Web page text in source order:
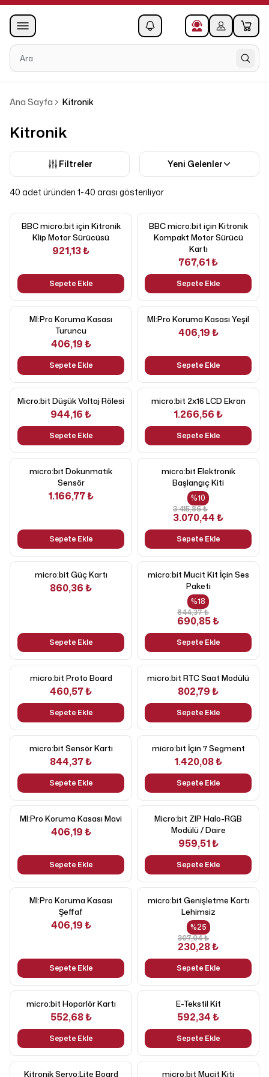
0
Ana Sayfa Kitronik
Kitronik
Filtreler Yeni Gelenler
40 adet üründen 1-40 arası gösteriliyor
BBC micro:bit için Kitronik
Klip Motor Sürücüsü
921,13 ₺
Sepete Ekle
BBC micro:bit için Kitronik
Kompakt Motor Sürücü
Kartı
767,61 ₺
Sepete Ekle
MI:Pro Koruma Kasası
Turuncu
406,19 ₺
Sepete Ekle
MI:Pro Koruma Kasası Yeşil
406,19 ₺
Sepete Ekle
Micro:bit Düşük Voltaj Rölesi
944,16 ₺
Sepete Ekle
micro:bit 2x16 LCD Ekran
1.266,56 ₺
Sepete Ekle
micro:bit Dokunmatik
Sensör
1.166,77 ₺
Sepete Ekle
micro:bit Elektronik
Başlangıç Kiti
%10
3.415,86 ₺
3.070,44 ₺
Sepete Ekle
micro:bit Güç Kartı
860,36 ₺
Sepete Ekle
micro:bit Mucit Kit İçin Ses
Paketi
%18
844,37 ₺
690,85 ₺
Sepete Ekle
micro:bit Proto Board
460,57 ₺
Sepete Ekle
micro:bit RTC Saat Modülü
802,79 ₺
Sepete Ekle
micro:bit Sensör Kartı
844,37 ₺
Sepete Ekle
micro:bit İçin 7 Segment
1.420,08 ₺
Sepete Ekle
MI:Pro Koruma Kasası Mavi
406,19 ₺
Sepete Ekle
Micro:bit ZIP Halo-RGB
Modülü / Daire
959,51 ₺
Sepete Ekle
MI:Pro Koruma Kasası
Şeffaf
406,19 ₺
Sepete Ekle
micro:bit Genişletme Kartı
Lehimsiz
%25
307,04 ₺
230,28 ₺
Sepete Ekle
micro:bit Hoparlör Kartı
552,68 ₺
Sepete Ekle
E-Tekstil Kit
592,34 ₺
Sepete Ekle
Kitronik Servo:Lite Board micro:bit Mucit Kiti